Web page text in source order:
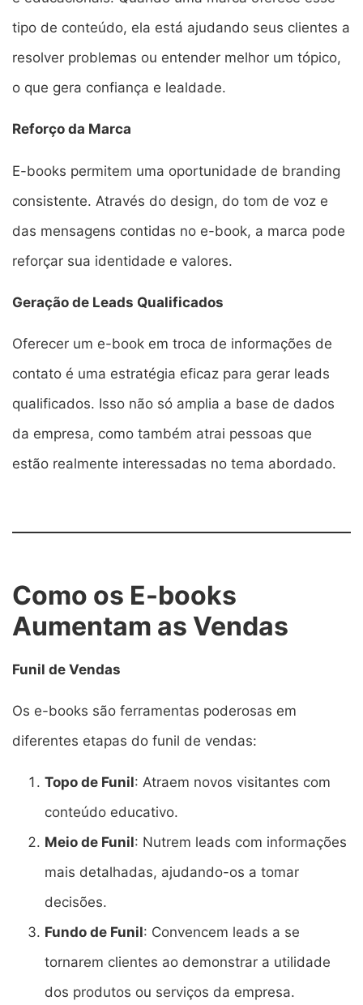
tipo de conteúdo, ela está ajudando seus clientes a
resolver problemas ou entender melhor um tópico,
o que gera confiança e lealdade.
Reforço da Marca
E-books permitem uma oportunidade de branding
consistente. Através do design, do tom de voz e
das mensagens contidas no e-book, a marca pode
reforçar sua identidade e valores.
Geração de Leads Qualificados
Oferecer um e-book em troca de informações de
contato é uma estratégia eficaz para gerar leads
qualificados. Isso não só amplia a base de dados
da empresa, como também atrai pessoas que
estão realmente interessadas no tema abordado.
Como os E-books
Aumentam as Vendas
Funil de Vendas
Os e-books são ferramentas poderosas em
diferentes etapas do funil de vendas:
Topo de Funil: Atraem novos visitantes com
conteúdo educativo.
Meio de Funil: Nutrem leads com informações
mais detalhadas, ajudando-os a tomar
decisões.
Fundo de Funil: Convencem leads a se
tornarem clientes ao demonstrar a utilidade
dos produtos ou serviços da empresa.